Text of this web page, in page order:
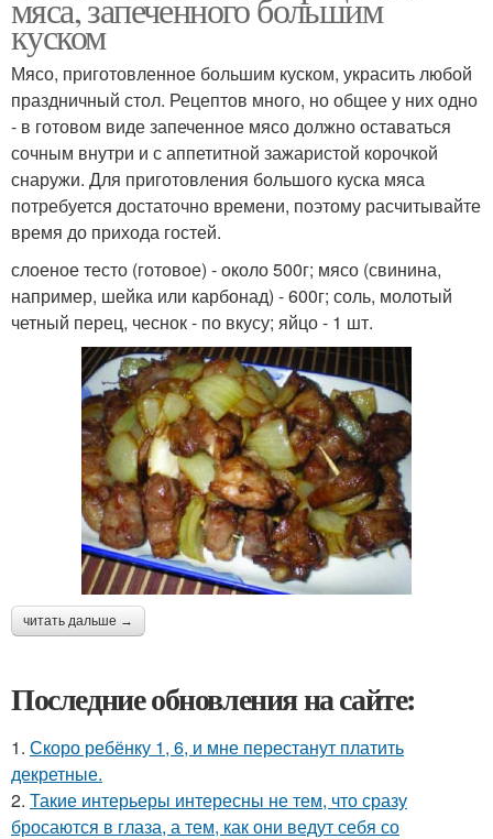
куском
Мясо, приготовленное большим куском, украсить любой
праздничный стол. Рецептов много, но общее у них одно
- в готовом виде запеченное мясо должно оставаться
сочным внутри и с аппетитной зажаристой корочкой
снаружи. Для приготовления большого куска мяса
потребуется достаточно времени, поэтому расчитывайте
время до прихода гостей.
слоеное тесто (готовое) - около 500г; мясо (свинина,
например, шейка или карбонад) - 600г; соль, молотый
четный перец, чеснок - по вкусу; яйцо - 1 шт.
читать дальше →
Последние обновления на сайте:
1. Скоро ребёнку 1, 6, и мне перестанут платить
декретные.
2. Такие интерьеры интересны не тем, что сразу
бросаются в глаза, а тем, как они ведут себя со